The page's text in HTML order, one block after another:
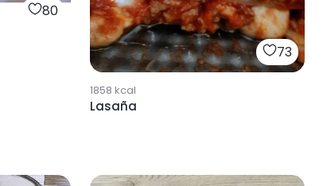
80
73
1858 kcal
Lasaña